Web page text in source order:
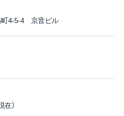
町4-5-4 京音ビル
）